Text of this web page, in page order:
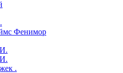
Фенимор
.